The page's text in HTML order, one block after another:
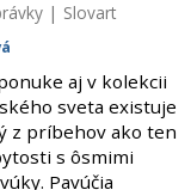
| Slovart
aj v kolekcii
sveta existuje
z príbehov ako ten
s ôsmimi
Pavúčia